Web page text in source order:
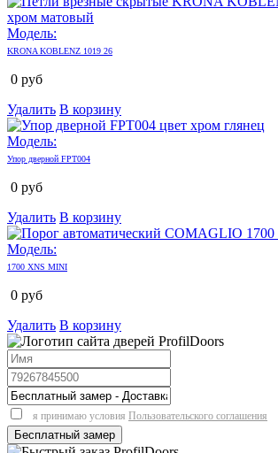
Модель:
KRONA KOBLENZ 1019 26
0 руб
Удалить В корзину
Модель:
Упор дверной FPT004
0 руб
Удалить В корзину
Модель:
1700 XNS MINI
0 руб
Удалить В корзину
я принимаю условия Пользовательского соглашения